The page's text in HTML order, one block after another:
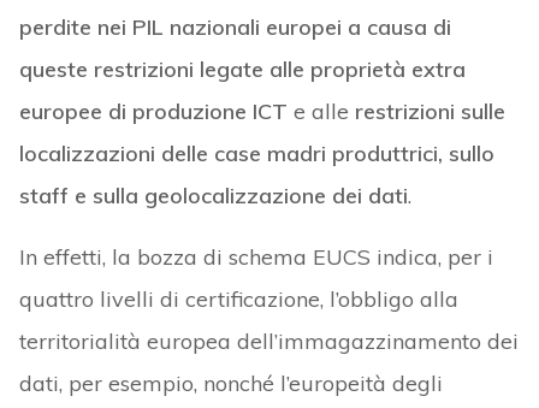
perdite nei PIL nazionali europei a causa di
queste restrizioni legate alle proprietà extra
europee di produzione ICT e alle restrizioni sulle
localizzazioni delle case madri produttrici, sullo
staff e sulla geolocalizzazione dei dati.
In effetti, la bozza di schema EUCS indica, per i
quattro livelli di certificazione, l’obbligo alla
territorialità europea dell’immagazzinamento dei
dati, per esempio, nonché l’europeità degli